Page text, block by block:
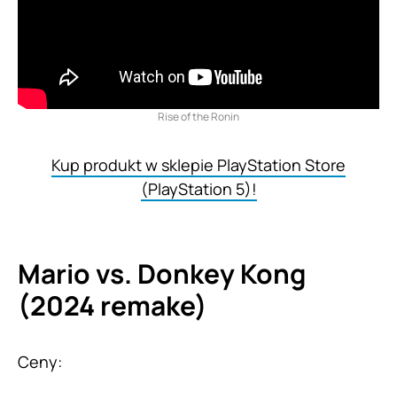
Rise of the Ronin
Kup produkt w sklepie PlayStation Store
(PlayStation 5)!
Mario vs. Donkey Kong
(2024 remake)
Ceny: